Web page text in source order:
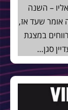
– השנה
ב-30 ביוני, זה אומר שעד אז,
במצגת
סגן…